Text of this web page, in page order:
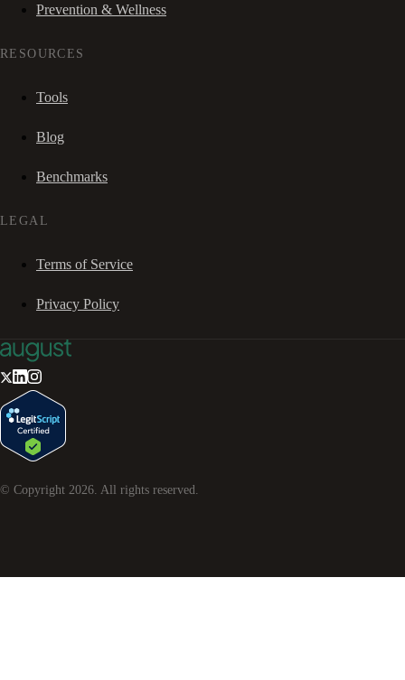
Prevention & Wellness
RESOURCES
Tools
Blog
Benchmarks
LEGAL
Terms of Service
Privacy Policy
© Copyright 2026 . All rights reserved.